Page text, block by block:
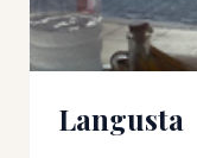
Langusta